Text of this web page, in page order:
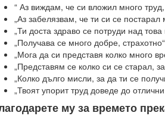
“ Аз виждам, че си вложил много
„Аз забелязвам, че ти си се постарал
„Ти доста здраво се потруди над
„Получава се много добре, страхотно“
„Мога да си представя колко много
„Представям се колко си се старал,
„Колко дълго мисли, за да ти се
„Твоят упорит труд доведе до
му за времето